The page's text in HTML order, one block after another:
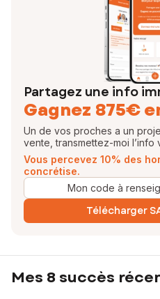
Partagez une info
Gagnez 875€
Un de vos proches a un
vente, transmettez-moi l’info
Vous percevez 10% des
concrétise.
Mon code à
Télécharger
Mes 8 succès